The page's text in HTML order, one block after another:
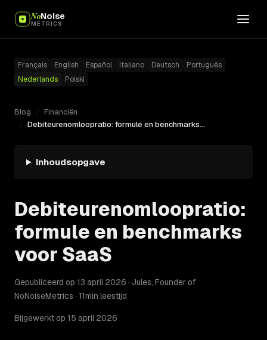
NoNoise
METRICS
Français English Español Italiano Deutsch
Português
Nederlands
Polski
Blog / Financiën
/
Debiteurenomloopratio: formule en benchmarks voor SaaS
Inhoudsopgave
Debiteurenomloopratio:
formule en benchmarks
voor SaaS
Gepubliceerd op 13 april 2026 · Jules, Founder of
NoNoiseMetrics · 11min leestijd
Bijgewerkt op 15 april 2026